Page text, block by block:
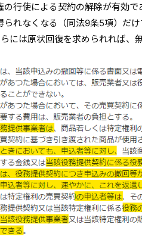
の行使による契約の解除が有効
られなくなる（同法9条5項）だ
には原状回復を求められれば